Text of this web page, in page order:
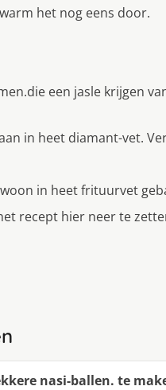
het nog eens door.
een jasle krijgen
in heet diamant-vet.
in heet frituurvet
recept hier neer te
nasi-ballen. te